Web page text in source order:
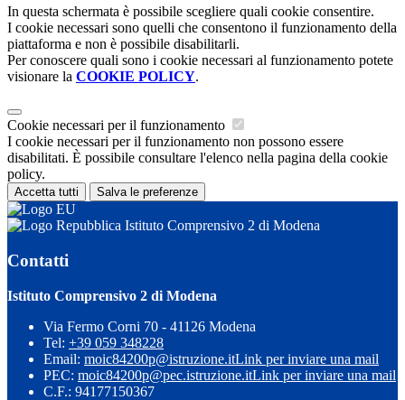
In questa schermata è possibile scegliere quali cookie consentire.
I cookie necessari sono quelli che consentono il funzionamento della
piattaforma e non è possibile disabilitarli.
Per conoscere quali sono i cookie necessari al funzionamento potete
visionare la COOKIE POLICY.
Cookie necessari per il funzionamento
I cookie necessari per il funzionamento non possono essere
disabilitati. È possibile consultare l'elenco nella pagina della cookie
policy.
Accetta tutti Salva le preferenze
Istituto Comprensivo 2 di Modena
Contatti
Istituto Comprensivo 2 di Modena
Via Fermo Corni 70 - 41126 Modena
Tel: +39 059 348228
Email: moic84200p@istruzione.itLink per inviare una mail
PEC: moic84200p@pec.istruzione.itLink per inviare una mail
C.F.: 94177150367